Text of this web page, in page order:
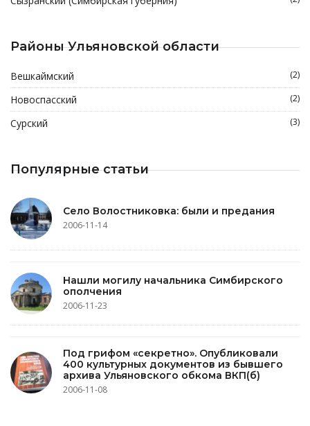
Районы Ульяновской области
Вешкаймский (2)
Новоспасский (2)
Сурский (3)
Популярные статьи
Село Волостниковка: были и предания
2006-11-14
Нашли могилу начальника Симбирского
ополчения
2006-11-23
Под грифом «секретно». Опубликовали
400 культурных документов из бывшего
архива Ульяновского обкома ВКП(б)
2006-11-08